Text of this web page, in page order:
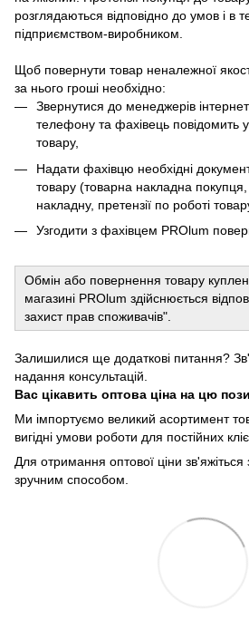
розглядаються відповідно до умов і в
підприємством-виробником.
Щоб повернути товар неналежної
за нього гроші необхідно:
Звернутися до менеджерів
телефону та фахівець повідомить
товару,
Надати фахівцю необхідні
товару (товарна накладна
накладну, претензії по роботі
Узгодити з фахівцем PROlum
Обмін або повернення товару
магазині PROlum здійснюється
захист прав споживачів".
Залишилися ще додаткові питання?
надання консультацій.
Вас цікавить оптова ціна на цю
Ми імпортуємо великий асортимент
вигідні умови роботи для постійних
Для отримання оптової ціни
зручним способом.